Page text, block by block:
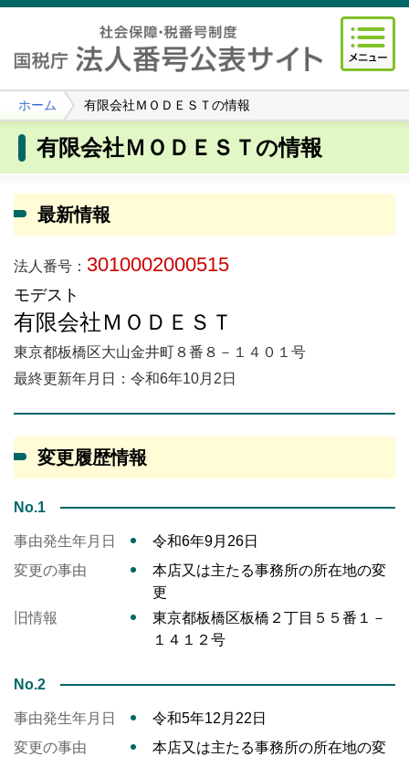
ホーム 有限会社ＭＯＤＥＳＴの情報
有限会社ＭＯＤＥＳＴの情報
最新情報
法人番号： 3010002000515
モデスト
有限会社ＭＯＤＥＳＴ
東京都板橋区大山金井町８番８－１４０１号
最終更新年月日：令和6年10月2日
変更履歴情報
No.1
事由発生年月日
令和6年9月26日
変更の事由
本店又は主たる事務所の所在地の変
更
旧情報
東京都板橋区板橋２丁目５５番１－
１４１２号
No.2
事由発生年月日
令和5年12月22日
変更の事由
本店又は主たる事務所の所在地の変